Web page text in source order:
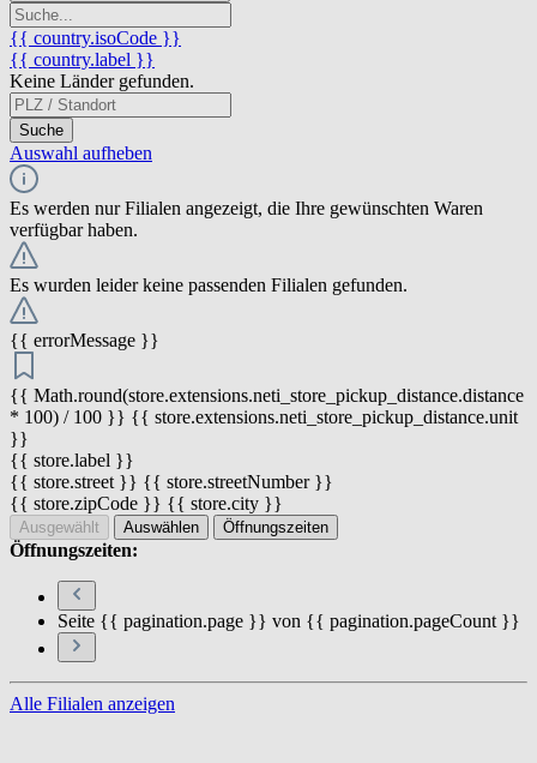
{{ country.isoCode }}
{{ country.label }}
Keine Länder gefunden.
Suche
Auswahl aufheben
Es werden nur Filialen angezeigt, die Ihre gewünschten Waren
verfügbar haben.
Es wurden leider keine passenden Filialen gefunden.
{{ errorMessage }}
{{ Math.round(store.extensions.neti_store_pickup_distance.distance
* 100) / 100 }} {{ store.extensions.neti_store_pickup_distance.unit
}}
{{ store.label }}
{{ store.street }} {{ store.streetNumber }}
{{ store.zipCode }} {{ store.city }}
Ausgewählt Auswählen Öffnungszeiten
Öffnungszeiten:
Seite {{ pagination.page }} von {{ pagination.pageCount }}
Alle Filialen anzeigen